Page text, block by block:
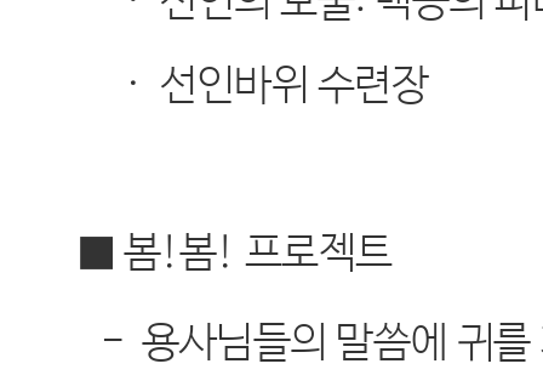
· 선인바위 수련장
■ 봄!봄! 프로젝트
- 용사님들의 말씀에 귀를